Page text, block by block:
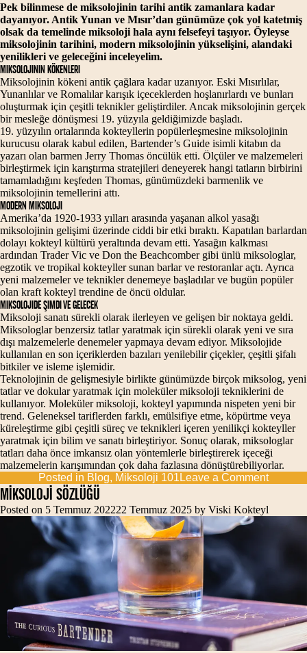
Pek bilinmese de miksolojinin tarihi antik zamanlara kadar
dayanıyor. Antik Yunan ve Mısır’dan günümüze çok yol katetmiş
olsak da temelinde miksoloji hala aynı felsefeyi taşıyor. Öyleyse
miksolojinin tarihini, modern miksolojinin yükselişini, alandaki
yenilikleri ve geleceğini inceleyelim.
Miksolojinin Kökenleri
Miksolojinin kökeni antik çağlara kadar uzanıyor. Eski Mısırlılar,
Yunanlılar ve Romalılar karışık içeceklerden hoşlanırlardı ve bunları
oluşturmak için çeşitli teknikler geliştirdiler. Ancak miksolojinin gerçek
bir mesleğe dönüşmesi 19. yüzyıla geldiğimizde başladı.
19. yüzyılın ortalarında kokteyllerin popülerleşmesine miksolojinin
kurucusu olarak kabul edilen, Bartender’s Guide isimli kitabın da
yazarı olan barmen Jerry Thomas öncülük etti. Ölçüler ve malzemeleri
birleştirmek için karıştırma stratejileri deneyerek hangi tatların birbirini
tamamladığını keşfeden Thomas, günümüzdeki barmenlik ve
miksolojinin temellerini attı.
Modern Miksoloji
Amerika’da 1920-1933 yılları arasında yaşanan alkol yasağı
miksolojinin gelişimi üzerinde ciddi bir etki bıraktı. Kapatılan barlardan
dolayı kokteyl kültürü yeraltında devam etti. Yasağın kalkması
ardından Trader Vic ve Don the Beachcomber gibi ünlü miksologlar,
egzotik ve tropikal kokteyller sunan barlar ve restoranlar açtı. Ayrıca
yeni malzemeler ve teknikler denemeye başladılar ve bugün popüler
olan kraft kokteyl trendine de öncü oldular.
Miksolojide Şimdi ve Gelecek
Miksoloji sanatı sürekli olarak ilerleyen ve gelişen bir noktaya geldi.
Miksologlar benzersiz tatlar yaratmak için sürekli olarak yeni ve sıra
dışı malzemelerle denemeler yapmaya devam ediyor. Miksolojide
kullanılan en son içeriklerden bazıları yenilebilir çiçekler, çeşitli şifalı
bitkiler ve isleme işlemidir.
Teknolojinin de gelişmesiyle birlikte günümüzde birçok miksolog, yeni
tatlar ve dokular yaratmak için moleküler miksoloji tekniklerini de
kullanıyor. Moleküler miksoloji, kokteyl yapımında nispeten yeni bir
trend. Geleneksel tariflerden farklı, emülsifiye etme, köpürtme veya
küreleştirme gibi çeşitli süreç ve teknikleri içeren yenilikçi kokteyller
yaratmak için bilim ve sanatı birleştiriyor. Sonuç olarak, miksologlar
tatları daha önce imkansız olan yöntemlerle birleştirerek içeceği
malzemelerin karışımından çok daha fazlasına dönüştürebiliyorlar.
Posted in Blog, Miksoloji 101 Leave a Commenton
&
MİKSOLOJİ SÖZLÜĞÜ
Posted on 5 Temmuz 202222 Temmuz 2025 by Viski Kokteyl